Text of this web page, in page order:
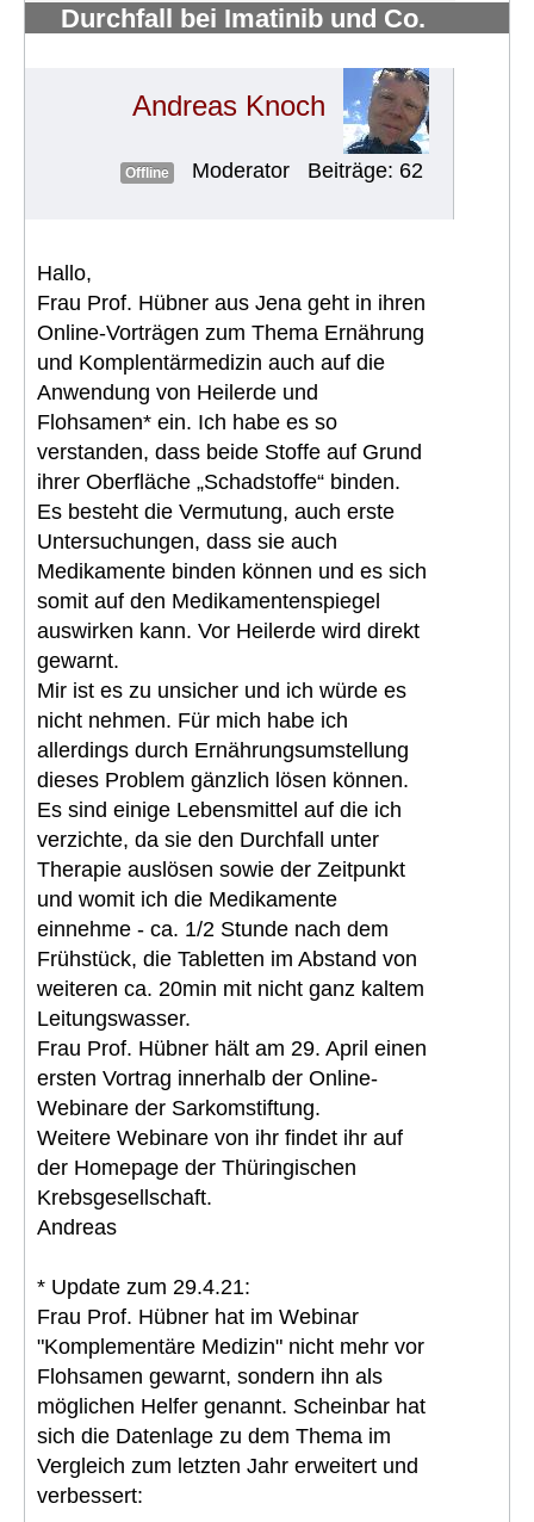
Durchfall bei Imatinib und Co.
Andreas Knoch
Offline Moderator Beiträge: 62
Hallo,
Frau Prof. Hübner aus Jena geht in ihren
Online-Vorträgen zum Thema Ernährung
und Komplentärmedizin auch auf die
Anwendung von Heilerde und
Flohsamen* ein. Ich habe es so
verstanden, dass beide Stoffe auf Grund
ihrer Oberfläche „Schadstoffe“ binden.
Es besteht die Vermutung, auch erste
Untersuchungen, dass sie auch
Medikamente binden können und es sich
somit auf den Medikamentenspiegel
auswirken kann. Vor Heilerde wird direkt
gewarnt.
Mir ist es zu unsicher und ich würde es
nicht nehmen. Für mich habe ich
allerdings durch Ernährungsumstellung
dieses Problem gänzlich lösen können.
Es sind einige Lebensmittel auf die ich
verzichte, da sie den Durchfall unter
Therapie auslösen sowie der Zeitpunkt
und womit ich die Medikamente
einnehme - ca. 1/2 Stunde nach dem
Frühstück, die Tabletten im Abstand von
weiteren ca. 20min mit nicht ganz kaltem
Leitungswasser.
Frau Prof. Hübner hält am 29. April einen
ersten Vortrag innerhalb der Online-
Webinare der Sarkomstiftung.
Weitere Webinare von ihr findet ihr auf
der Homepage der Thüringischen
Krebsgesellschaft.
Andreas
* Update zum 29.4.21:
Frau Prof. Hübner hat im Webinar
"Komplementäre Medizin" nicht mehr vor
Flohsamen gewarnt, sondern ihn als
möglichen Helfer genannt. Scheinbar hat
sich die Datenlage zu dem Thema im
Vergleich zum letzten Jahr erweitert und
verbessert: